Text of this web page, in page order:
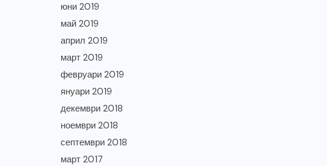
юни 2019
май 2019
април 2019
март 2019
февруари 2019
януари 2019
декември 2018
ноември 2018
септември 2018
март 2017